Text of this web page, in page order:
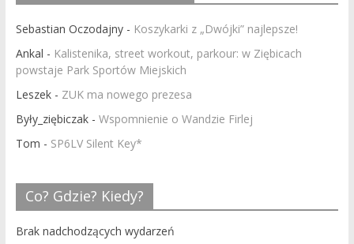
Sebastian Oczodajny- Koszykarki z „Dwójki” najlepsze!
Ankal - Kalistenika, street workout, parkour: w Ziębicach
powstaje Park Sportów Miejskich
Leszek- ZUK ma nowego prezesa
Były_ziębiczak- Wspomnienie o Wandzie Firlej
Tom - SP6LV Silent Key*
Co? Gdzie? Kiedy?
Brak nadchodzących wydarzeń